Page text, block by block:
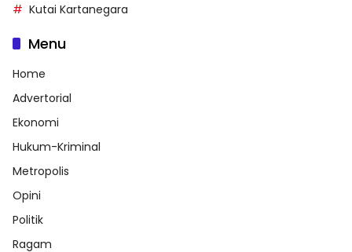
Kutai Kartanegara
Menu
Home
Advertorial
Ekonomi
Hukum-Kriminal
Metropolis
Opini
Politik
Ragam